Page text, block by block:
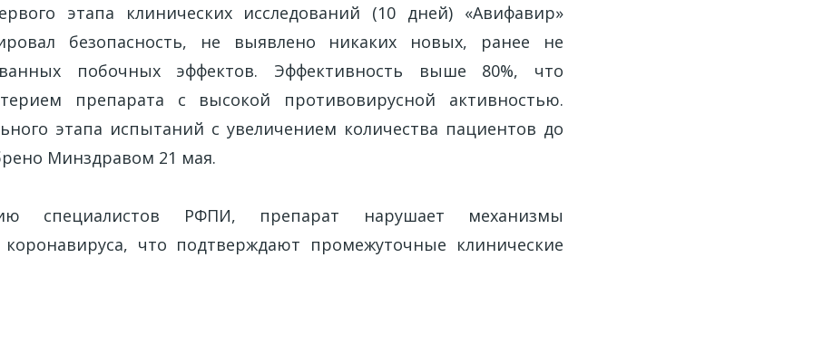
этапа клинических исследований (10 дней) «Авифавир»
безопасность, не выявлено никаких новых, ранее не
побочных эффектов. Эффективность выше 80%, что
препарата с высокой противовирусной активностью.
этапа испытаний с увеличением количества пациентов до
Минздравом 21 мая.
специалистов РФПИ, препарат нарушает механизмы
что подтверждают промежуточные клинические